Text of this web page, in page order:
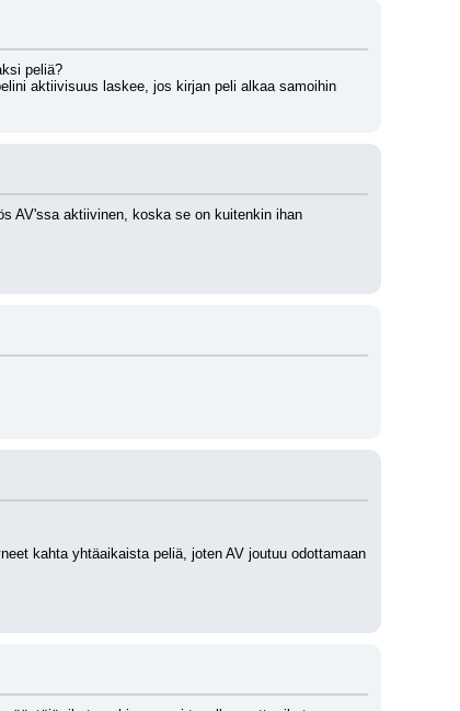
peliä?
aktiivisuus laskee, jos kirjan peli alkaa samoihin
AV'ssa aktiivinen, koska se on kuitenkin ihan
kahta yhtäaikaista peliä, joten AV joutuu odottamaan